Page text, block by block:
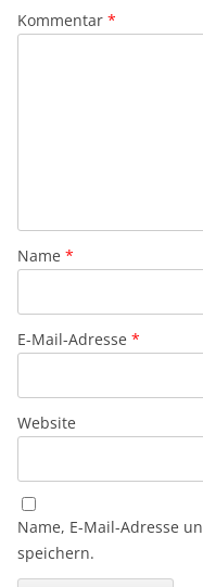
Kommentar *
Name *
E-Mail-Adresse *
Website
Name, E-Mail-Adresse
speichern.